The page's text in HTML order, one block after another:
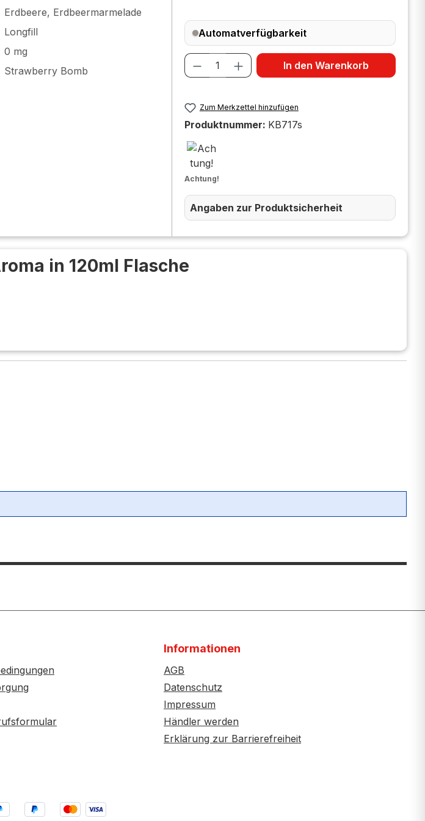
Erdbeere, Erdbeermarmelade
Longfill
0 mg
Strawberry Bomb
Automatverfügbarkeit
Produkt Anzahl: Gib den
In den Warenkorb
Zum Merkzettel hinzufügen
Produktnummer: KB717s
Achtung!
Angaben zur Produktsicherheit
in 120ml Flasche
Informationen
AGB
Datenschutz
Impressum
Händler werden
Erklärung zur Barrierefreiheit